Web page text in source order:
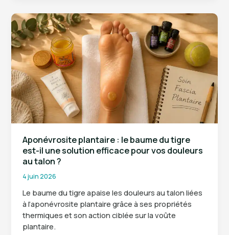
tree
:
20
%
de
dilution
et
4
précautions
pour
utilisation
sécurisée
Aponévrosite plantaire : le baume du tigre
est-il une solution efficace pour vos douleurs
au talon ?
4 juin 2026
Le baume du tigre apaise les douleurs au talon liées
à l’aponévrosite plantaire grâce à ses propriétés
thermiques et son action ciblée sur la voûte
plantaire.